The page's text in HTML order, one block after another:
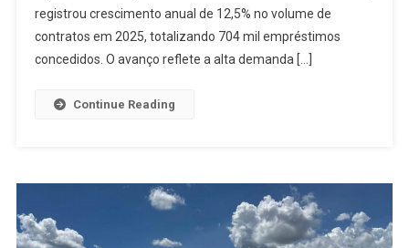
registrou crescimento anual de 12,5% no volume de
contratos em 2025, totalizando 704 mil empréstimos
concedidos. O avanço reflete a alta demanda […]
Continue Reading